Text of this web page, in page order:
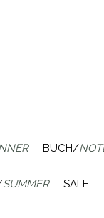
BUCH/
SUMMER SALE